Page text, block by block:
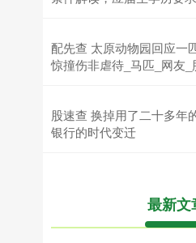
配先查 太原动物园回应一
惊撞伤非虐待_马匹_网友_
股速查 换掉用了二十多年
银行的时代变迁
最新文